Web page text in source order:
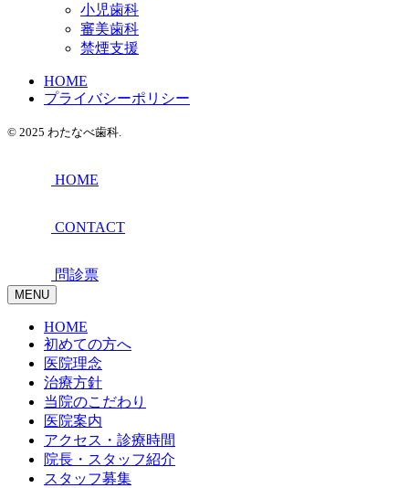
小児歯科
審美歯科
禁煙支援
HOME
プライバシーポリシー
© 2025 わたなべ歯科.
HOME
CONTACT
問診票
MENU
HOME
初めての方へ
医院理念
治療方針
当院のこだわり
医院案内
アクセス・診療時間
院長・スタッフ紹介
スタッフ募集